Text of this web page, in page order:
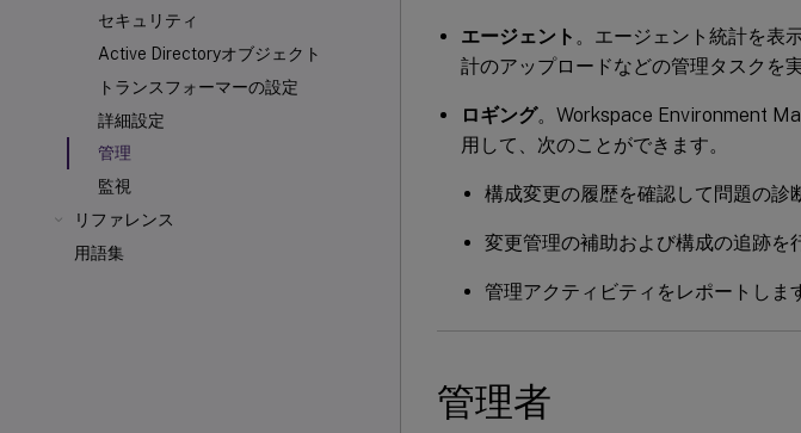
セキュリティ
Active Directoryオブジェクト
トランスフォーマーの設定
詳細設定
管理
監視
リファレンス
用語集
エージェント 。エージェント統計を表
計のアップロードなどの管理タスクを
ロギング。Workspace Environment
用して、次のことができます。
構成変更の履歴を確認して問題の診
変更管理の補助および構成の追跡を
管理アクティビティをレポートしま
管理者